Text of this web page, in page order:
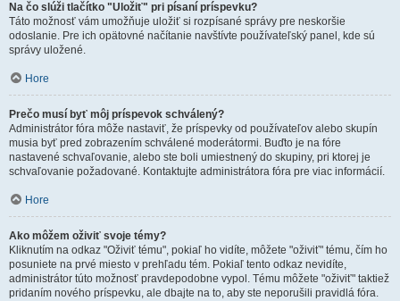
Na čo slúži tlačítko "Uložiť" pri písaní príspevku?
Táto možnosť vám umožňuje uložiť si rozpísané správy pre neskoršie
odoslanie. Pre ich opätovné načítanie navštívte používateľský panel, kde sú
správy uložené.
Hore
Prečo musí byť môj príspevok schválený?
Administrátor fóra môže nastaviť, že príspevky od používateľov alebo skupín
musia byť pred zobrazením schválené moderátormi. Buďto je na fóre
nastavené schvaľovanie, alebo ste boli umiestnený do skupiny, pri ktorej je
schvaľovanie požadované. Kontaktujte administrátora fóra pre viac informácií.
Hore
Ako môžem oživiť svoje témy?
Kliknutím na odkaz "Oživiť tému", pokiaľ ho vidíte, môžete "oživiť" tému, čím ho
posuniete na prvé miesto v prehľadu tém. Pokiaľ tento odkaz nevidíte,
administrátor túto možnosť pravdepodobne vypol. Tému môžete "oživiť" taktiež
pridaním nového príspevku, ale dbajte na to, aby ste neporušili pravidlá fóra.